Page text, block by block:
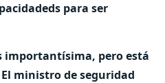
para ser
importantísima, pero está
ministro de seguridad